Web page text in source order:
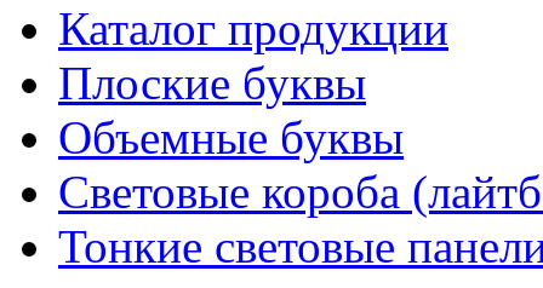
Каталог продукции
Плоские буквы
Объемные буквы
Световые короба
Тонкие световые